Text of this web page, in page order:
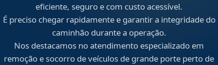
eficiente, seguro e com custo acessível.
É preciso chegar rapidamente e garantir a integridade do
caminhão durante a operação.
Nos destacamos no atendimento especializado em
remoção e socorro de veículos de grande porte perto de